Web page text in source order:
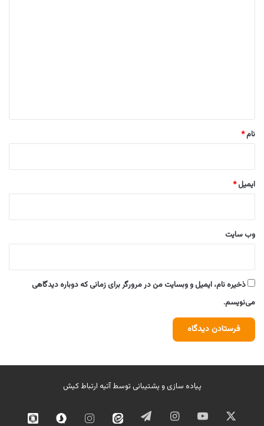
نام*
ایمیل*
وب‌ سایت
ذخیره نام، ایمیل و وبسایت من در مرورگر برای زمانی که دوباره دیدگاهی
می‌نویسم.
پیاده سازی و پشتیبانی توسطآتیه ارتباط کیش
ایکس یوتیوب اینستاگرامتلگرام ایتا اینستاگرامسروش